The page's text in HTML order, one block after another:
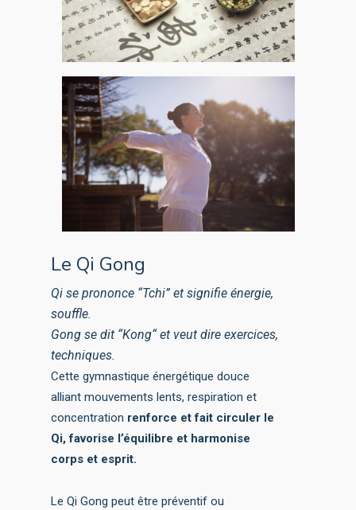
Le Qi Gong
Qi se prononce “Tchi” et signifie énergie,
souffle.
Gong se dit “Kong“ et veut dire exercices,
techniques.
Cette gymnastique énergétique douce
alliant mouvements lents, respiration et
concentration renforce et fait circuler le
Qi, favorise l’équilibre et harmonise
corps et esprit.
Le Qi Gong peut être préventif ou